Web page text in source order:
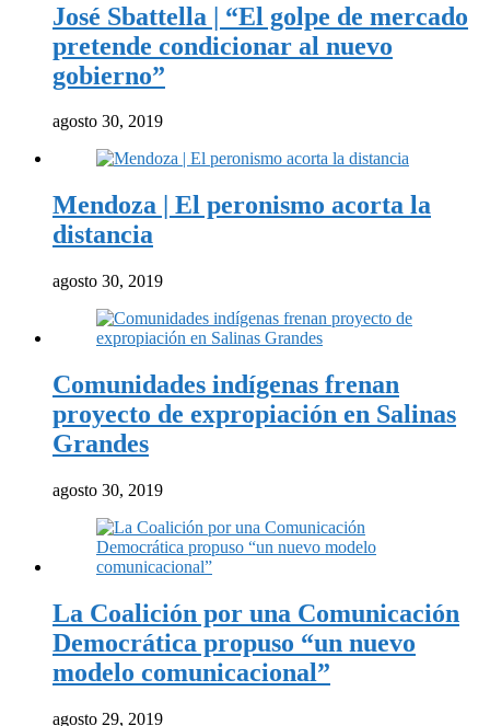
José Sbattella | “El golpe de mercado
pretende condicionar al nuevo
gobierno”
agosto 30, 2019
Mendoza | El peronismo acorta la
distancia
agosto 30, 2019
Comunidades indígenas frenan
proyecto de expropiación en Salinas
Grandes
agosto 30, 2019
La Coalición por una Comunicación
Democrática propuso “un nuevo
modelo comunicacional”
agosto 29, 2019